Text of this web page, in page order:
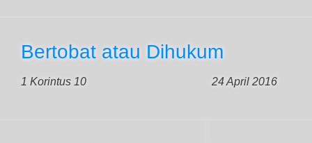
Bertobat atau Dihukum
1 Korintus 10 24 April 2016